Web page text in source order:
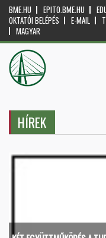
BME.HU EPITO.BME.HU
OKTATÓI BELÉPÉS
E-MAIL
MAGYAR
HÍREK